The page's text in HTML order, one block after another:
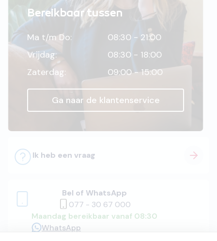
Bereikbaar tussen
Ma t/m Do:
08:30 - 21:00
Vrijdag:
08:30 - 18:00
Zaterdag:
09:00 - 15:00
Ga naar de klantenservice
Ik heb een vraag
Bel of WhatsApp
077 - 30 67 000
Maandag bereikbaar vanaf 08:30
WhatsApp